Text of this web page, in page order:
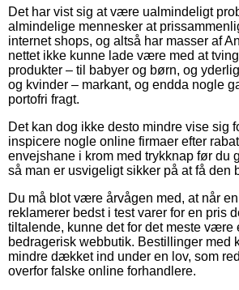
Det har vist sig at være ualmindeligt
almindelige mennesker at
internet shops, og altså har masser af
nettet ikke kunne lade være med at
produkter – til babyer og børn, og
og kvinder – markant, og endda nogle
portofri fragt.
Det kan dog ikke desto mindre vise sig
inspicere nogle online firmaer efter
envejshane i krom med trykknap før du
så man er usvigeligt sikker på at få den
Du må blot være årvågen med, at når
reklamerer bedst i test varer for en pris
tiltalende, kunne det for det meste være
bedragerisk webbutik. Bestillinger med
mindre dækket ind under en lov, som
overfor falske online forhandlere.